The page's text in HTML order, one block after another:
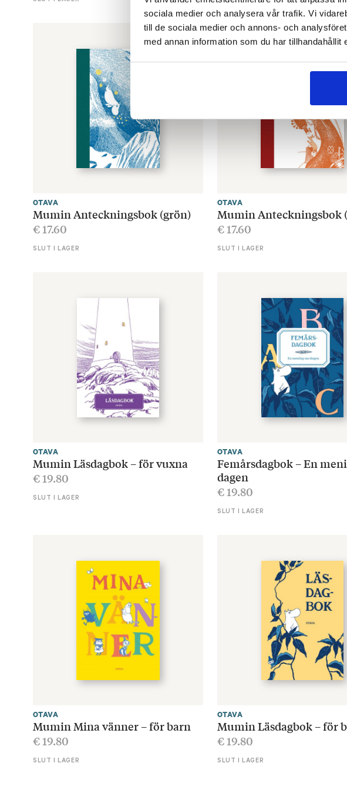
sociala medier och analysera vår trafik. Vi
till de sociala medier och annons- och
med annan information som du har
OTAVA
Mumin Anteckningsbok (grön)
€17.60
SLUT I LAGER
OTAVA
Mumin Anteckningsbok
€17.60
SLUT I LAGER
OTAVA
Mumin Läsdagbok – för vuxna
€19.80
SLUT I LAGER
OTAVA
Femårsdagbok – En
dagen
€19.80
SLUT I LAGER
OTAVA
Mumin Mina vänner – för barn
€19.80
SLUT I LAGER
OTAVA
Mumin Läsdagbok – för
€19.80
SLUT I LAGER